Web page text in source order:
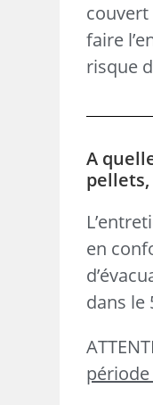
couvert
faire
risque
A
pellets,
en
dans le